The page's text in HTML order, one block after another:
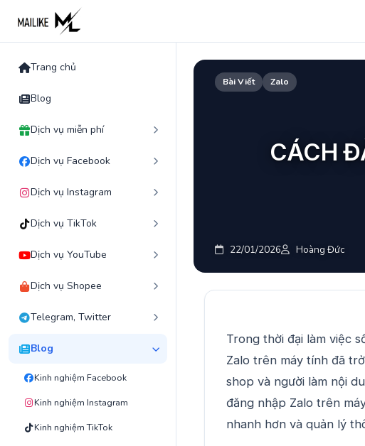
content
Trang chủ
Blog
Dịch vụ miễn phí
Dịch vụ Facebook
Dịch vụ Instagram
Dịch vụ TikTok
Dịch vụ YouTube
Dịch vụ Shopee
Telegram, Twitter
Blog
Kinh nghiệm Facebook
Kinh nghiệm Instagram
Kinh nghiệm TikTok
Bài Viết Zalo
CÁCH
22/01/2026 Hoàng Đức
Trong thời đại làm việc
Zalo trên máy tính đã
shop và người làm nội
đăng nhập Zalo trên
nhanh hơn và quản lý